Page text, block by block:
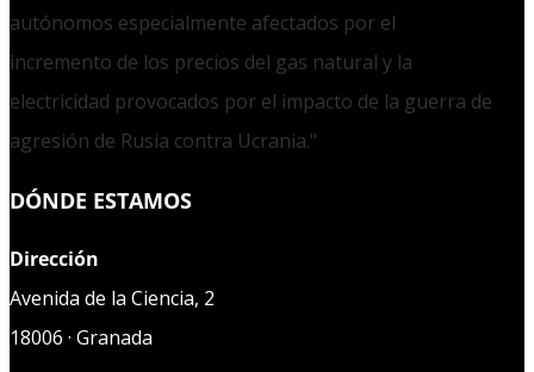
autónomos especialmente afectados por el
incremento de los precios del gas natural y la
electricidad provocados por el impacto de la guerra de
agresión de Rusia contra Ucrania."
DÓNDE ESTAMOS
Dirección
Avenida de la Ciencia, 2
18006 · Granada